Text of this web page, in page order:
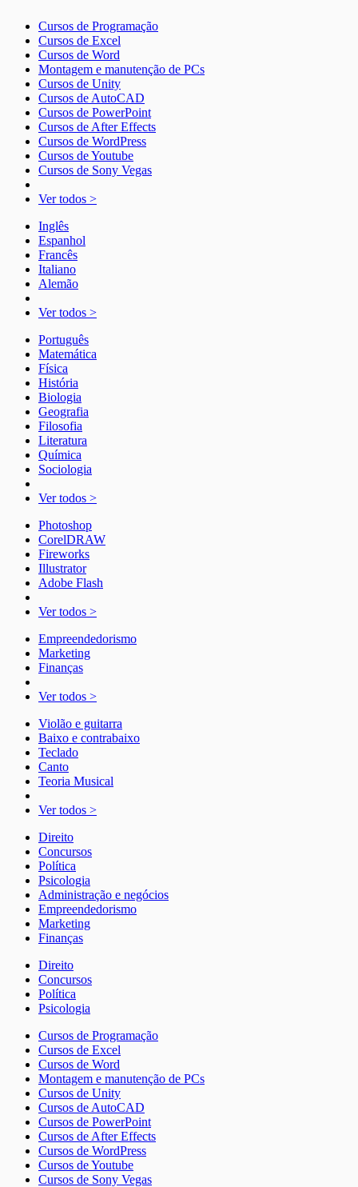
Cursos de Programação
Cursos de Excel
Cursos de Word
Montagem e manutenção de PCs
Cursos de Unity
Cursos de AutoCAD
Cursos de PowerPoint
Cursos de After Effects
Cursos de WordPress
Cursos de Youtube
Cursos de Sony Vegas
Ver todos >
Inglês
Espanhol
Francês
Italiano
Alemão
Ver todos >
Português
Matemática
Física
História
Biologia
Geografia
Filosofia
Literatura
Química
Sociologia
Ver todos >
Photoshop
CorelDRAW
Fireworks
Illustrator
Adobe Flash
Ver todos >
Empreendedorismo
Marketing
Finanças
Ver todos >
Violão e guitarra
Baixo e contrabaixo
Teclado
Canto
Teoria Musical
Ver todos >
Direito
Concursos
Política
Psicologia
Administração e negócios
Empreendedorismo
Marketing
Finanças
Direito
Concursos
Política
Psicologia
Cursos de Programação
Cursos de Excel
Cursos de Word
Montagem e manutenção de PCs
Cursos de Unity
Cursos de AutoCAD
Cursos de PowerPoint
Cursos de After Effects
Cursos de WordPress
Cursos de Youtube
Cursos de Sony Vegas